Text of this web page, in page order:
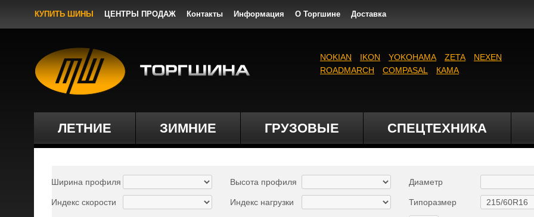
КУПИТЬ ШИНЫ ЦЕНТРЫ ПРОДАЖ Контакты Информация О Торгшине Доставка
ЛЕТНИЕ ЗИМНИЕ ГРУЗОВЫЕ СПЕЦТЕХНИКА
NOKIAN IKON YOKOHAMA ZETA
NEXEN
ROADMARCH
COMPASAL КАМА
Ширина профиля Высота профиля Диаметр
Индекс скорости Индекс нагрузки Типоразмер